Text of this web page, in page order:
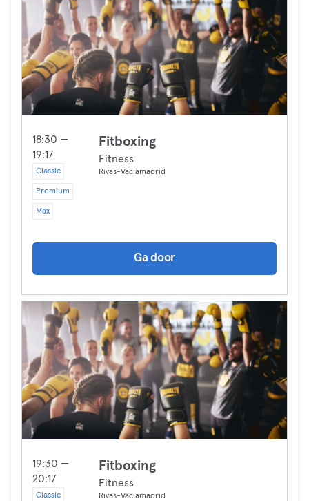
18:30 —
19:17
Classic
Premium
Max
Fitboxing
Fitness
Rivas-Vaciamadrid
Ga door
19:30 —
20:17
Classic
Fitboxing
Fitness
Rivas-Vaciamadrid